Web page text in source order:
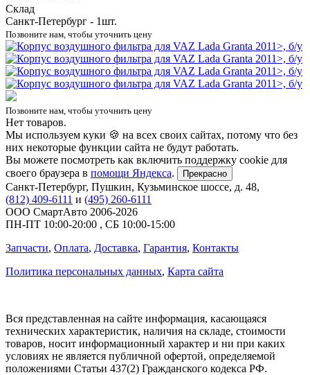
Склад
Санкт-Петербург - 1шт.
Позвоните нам, чтобы уточнить цену
Позвоните нам, чтобы уточнить цену
Нет товаров.
Мы используем куки 🍪 на всех своих сайтах, потому что без
них некоторые функции сайта не будут работать.
Вы можете посмотреть как включить поддержку cookie для
своего браузера в помощи Яндекса. Прекрасно
Санкт-Петербург, Пушкин, Кузьминское шоссе, д. 48,
(812) 409-6111 и (495) 260-6111
ООО СмартАвто 2006-2026
ПН-ПТ 10:00-20:00 , СБ 10:00-15:00
Запчасти, Оплата, Доставка, Гарантия, Контакты
Политика персональных данных, Карта сайта
Вся представленная на сайте информация, касающаяся
технических характеристик, наличия на складе, стоимости
товаров, носит информационный характер и ни при каких
условиях не является публичной офертой, определяемой
положениями Статьи 437(2) Гражданского кодекса РФ.